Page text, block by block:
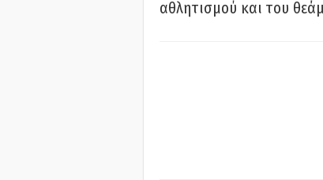
αθλητισμού και του